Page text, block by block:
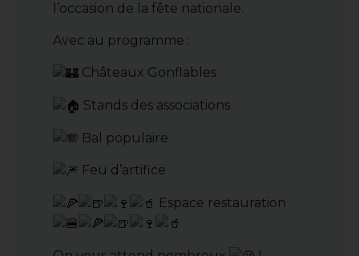
l’occasion de la fête nationale.
Avec au programme :
Châteaux Gonflables
Stands des associations
Bal populaire
Feu d’artifice
Espace restauration